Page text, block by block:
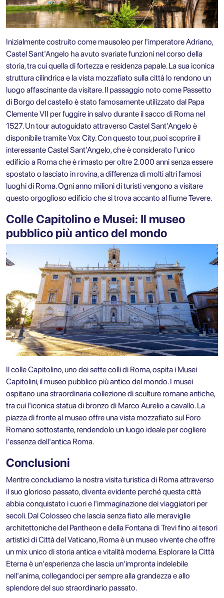
Inizialmente costruito come mausoleo per l'imperatore Adriano,
Castel Sant'Angelo ha avuto svariate funzioni nel corso della
storia, tra cui quella di fortezza e residenza papale. La sua iconica
struttura cilindrica e la vista mozzafiato sulla città lo rendono un
luogo affascinante da visitare. Il passaggio noto come Passetto
di Borgo del castello è stato famosamente utilizzato dal Papa
Clemente VII per fuggire in salvo durante il sacco di Roma nel
1527. Untour autoguidato attraverso Castel Sant'Angelo è
disponibile tramite Vox City.Con questo tour, puoi scoprire il
interessante Castel Sant'Angelo, che è considerato l'unico
edificio a Roma che è rimasto per oltre 2.000 anni senza essere
spostato o lasciato in rovina, a differenza di molti altri famosi
luoghi di Roma. Ogni anno milioni di turisti vengono a visitare
questo orgoglioso edificio che si trova accanto al fiume Tevere.
Colle Capitolino e Musei: Il museo
pubblico più antico del mondo
Il colle Capitolino, uno dei sette colli di Roma, ospita i Musei
Capitolini, il museo pubblico più antico del mondo. I musei
ospitano una straordinaria collezione di sculture romane antiche,
tra cui l'iconica statua di bronzo di Marco Aurelio a cavallo. La
piazza di fronte al museo offre una vista mozzafiato sul Foro
Romano sottostante, rendendolo un luogo ideale per cogliere
l'essenza dell'antica Roma.
Conclusioni
Mentre concludiamo la nostra visita turistica di Roma attraverso
il suo glorioso passato, diventa evidente perché questa città
abbia conquistato i cuori e l'immaginazione dei viaggiatori per
secoli. Dal Colosseo che lascia senza fiato alle meraviglie
architettoniche del Pantheon e della Fontana di Trevi fino ai tesori
artistici di Città del Vaticano, Roma è un museo vivente che offre
un mix unico di storia antica e vitalità moderna. Esplorare la Città
Eterna è un'esperienza che lascia un'impronta indelebile
nell'anima, collegandoci per sempre alla grandezza e allo
splendore del suo straordinario passato.